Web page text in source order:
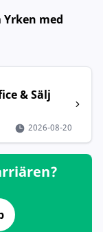
Yrken med
& Sälj
2026-08-20